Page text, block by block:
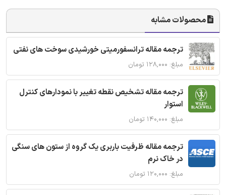
محصولات مشابه
ترجمه مقاله ترانسفورمیتی خورشیدی سوخت های نفتی
مبلغ: ۱۲۸,۰۰۰ تومان
ترجمه مقاله تشخیص نقطه تغییر با نمودارهای کنترل
استوار
مبلغ: ۱۴۰,۰۰۰ تومان
ترجمه مقاله ظرفیت باربری یک گروه از ستون های سنگی
در خاک نرم
مبلغ: ۱۲۰,۰۰۰ تومان